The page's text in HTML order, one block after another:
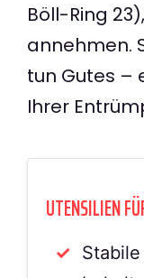
Böll-Ring
annehmen.
tun Gutes –
Ihrer
UTENSILIEN